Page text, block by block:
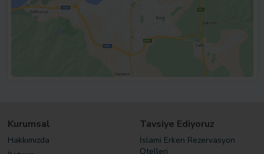
Kurumsal
Hakkımızda
Tavsiye Ediyoruz
İslami Erken Rezervasyon
Otelleri